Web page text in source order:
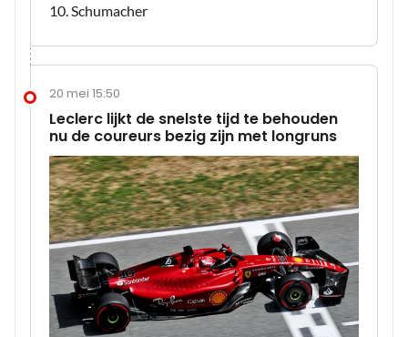
Schumacher
20 mei 15:50
Leclerc lijkt de snelste tijd te behouden
nu de coureurs bezig zijn met longruns